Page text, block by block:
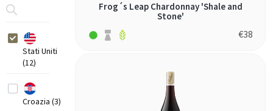
Stati Uniti
(12)
Croazia (3)
Frog´s Leap Chardonnay 'Shale and
Stone'
€38